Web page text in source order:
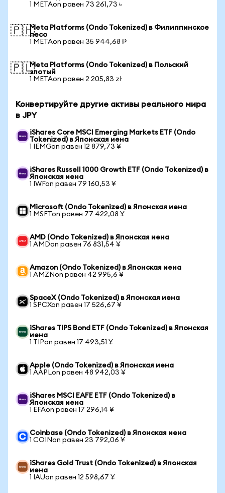
1 METAon равен 73 261,73 ৳
🇵🇭Meta Platforms (Ondo Tokenized) в Филиппинское
песо
1 METAon равен 35 944,68 ₱
🇵🇱Meta Platforms (Ondo Tokenized) в Польский
злотый
1 METAon равен 2 205,83 zł
Конвертируйте другие активы реального мира
в JPY
iShares Core MSCI Emerging Markets ETF (Ondo
Tokenized) в Японская иена
1 IEMGon равен 12 879,73 ¥
iShares Russell 1000 Growth ETF (Ondo Tokenized) в
Японская иена
1 IWFon равен 79 160,53 ¥
Microsoft (Ondo Tokenized) в Японская иена
1 MSFTon равен 77 422,08 ¥
AMD (Ondo Tokenized) в Японская иена
1 AMDon равен 76 831,54 ¥
Amazon (Ondo Tokenized) в Японская иена
1 AMZNon равен 42 995,6 ¥
SpaceX (Ondo Tokenized) в Японская иена
1 SPCXon равен 17 526,67 ¥
iShares TIPS Bond ETF (Ondo Tokenized) в Японская
иена
1 TIPon равен 17 493,51 ¥
Apple (Ondo Tokenized) в Японская иена
1 AAPLon равен 48 942,03 ¥
iShares MSCI EAFE ETF (Ondo Tokenized) в
Японская иена
1 EFAon равен 17 296,14 ¥
Coinbase (Ondo Tokenized) в Японская иена
1 COINon равен 23 792,06 ¥
iShares Gold Trust (Ondo Tokenized) в Японская
иена
1 IAUon равен 12 598,67 ¥